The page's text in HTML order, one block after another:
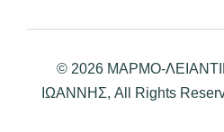
© 2026 ΜΑΡΜΟ-
ΙΩΑΝΝΗΣ, All Rights